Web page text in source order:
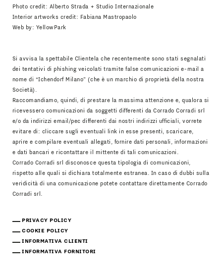
Photo credit: Alberto Strada + Studio Internazionale
Interior artworks credit: Fabiana Mastropaolo
Web by: YellowPark
Si avvisa la spettabile Clientela che recentemente sono stati segnalati
dei tentativi di phishing veicolati tramite false comunicazioni e-mail a
nome di “Ichendorf Milano” (che è un marchio di proprietà della nostra
Società).
Raccomandiamo, quindi, di prestare la massima attenzione e, qualora si
ricevessero comunicazioni da soggetti differenti da Corrado Corradi srl
e/o da indirizzi email/pec differenti dai nostri indirizzi ufficiali, vorrete
evitare di: cliccare sugli eventuali link in esse presenti, scaricare,
aprire e compilare eventuali allegati, fornire dati personali, informazioni
e dati bancari e ricontattare il mittente di tali comunicazioni.
Corrado Corradi srl disconosce questa tipologia di comunicazioni,
rispetto alle quali si dichiara totalmente estranea. In caso di dubbi sulla
veridicità di una comunicazione potete contattare direttamente Corrado
Corradi srl.
PRIVACY POLICY
COOKIE POLICY
INFORMATIVA CLIENTI
INFORMATIVA FORNITORI